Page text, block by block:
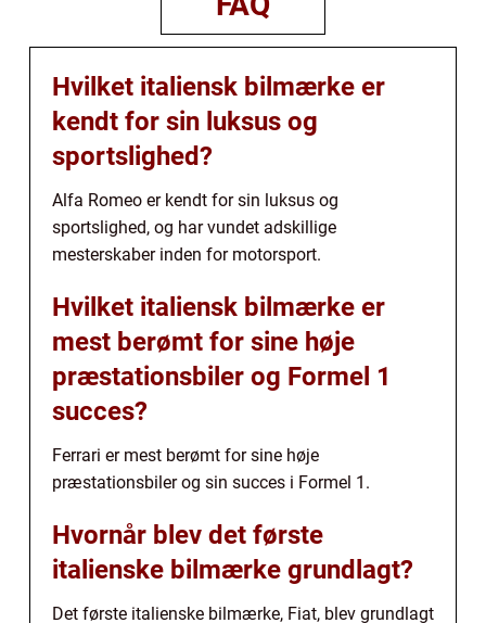
Hvilket italiensk bilmærke er
kendt for sin luksus og
sportslighed?
Alfa Romeo er kendt for sin luksus og
sportslighed, og har vundet adskillige
mesterskaber inden for motorsport.
Hvilket italiensk bilmærke er
mest berømt for sine høje
præstationsbiler og Formel 1
succes?
Ferrari er mest berømt for sine høje
præstationsbiler og sin succes i Formel 1.
Hvornår blev det første
italienske bilmærke grundlagt?
Det første italienske bilmærke, Fiat, blev grundlagt